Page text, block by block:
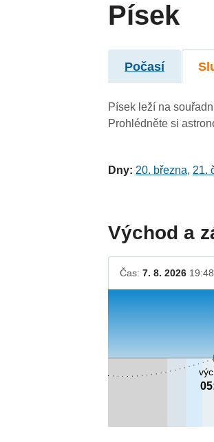
Písek
Počasí
Písek leží na
Prohlédněte si
Dny: 20. března, 21.
Východ a
Čas:7. 8. 2026 19:48